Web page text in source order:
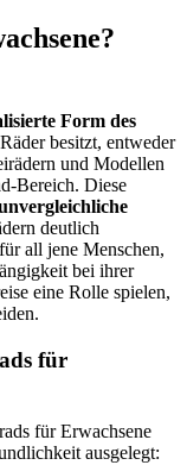
Form des
besitzt, entweder
und Modellen
Bereich. Diese
deutlich
all jene Menschen,
bei ihrer
eine Rolle spielen,
für
für Erwachsene
ausgelegt: